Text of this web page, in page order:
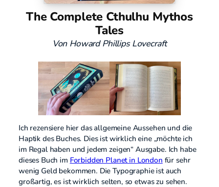
The Complete Cthulhu Mythos
Tales
Von Howard Phillips Lovecraft
Ich rezensiere hier das allgemeine Aussehen und die
Haptik des Buches. Dies ist wirklich eine „möchte ich
im Regal haben und jedem zeigen“ Ausgabe. Ich habe
dieses Buch im Forbidden Planet in London für sehr
wenig Geld bekommen. Die Typographie ist auch
großartig, es ist wirklich selten, so etwas zu sehen.